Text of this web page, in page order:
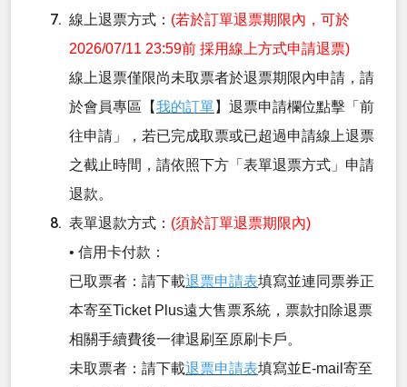
線上退票方式： (若於訂單退票期限內，可於
2026/07/11 23:59前 採用線上方式申請退票)
線上退票僅限尚未取票者於退票期限內申請，請
於會員專區【我的訂單】退票申請欄位點擊「前
往申請」，若已完成取票或已超過申請線上退票
之截止時間，請依照下方「表單退票方式」申請
退款。
表單退款方式： (須於訂單退票期限內)
• 信用卡付款：
已取票者：請下載退票申請表填寫並連同票券正
本寄至Ticket Plus遠大售票系統，票款扣除退票
相關手續費後一律退刷至原刷卡戶。
未取票者：請下載退票申請表填寫並E-mail寄至